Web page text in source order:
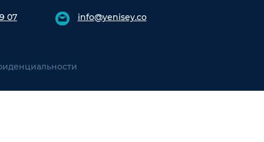
07 info@yenisey.co